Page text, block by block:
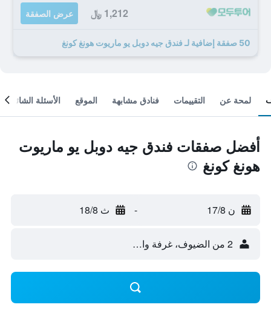
1,212 ﷼ عرض الصفقة
50 صفقة إضافية لـ فندق جيه دوبل يو ماريوت هونغ كونغ
لمحة عن التقييمات فنادق مشابهة الموقع الأسئلة الشائعة
أفضل صفقات فندق جيه دوبل يو ماريوت
هونغ كونغ
ن 17/8 - ث 18/8
2 من الضيوف، غرفة واحدة